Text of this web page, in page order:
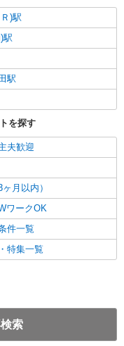
)駅
駅
駅
を探す
夫歓迎
月以内）
ワークOK
件一覧
特集一覧
索